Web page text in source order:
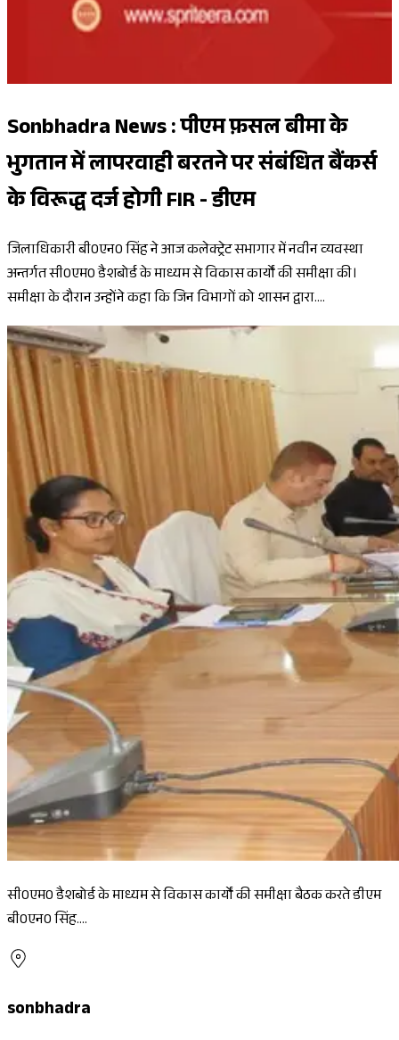
Sonbhadra News : पीएम फ़सल बीमा के
भुगतान में लापरवाही बरतने पर संबंधित बैंकर्स
के विरूद्ध दर्ज होगी FIR - डीएम
जिलाधिकारी बी0एन0 सिंह ने आज कलेक्ट्रेट सभागार में नवीन व्यवस्था
अन्तर्गत सी0एम0 डैशबोर्ड के माध्यम से विकास कार्यों की समीक्षा की।
समीक्षा के दौरान उन्होंने कहा कि जिन विभागों को शासन द्वारा....
सी0एम0 डैशबोर्ड के माध्यम से विकास कार्यों की समीक्षा बैठक करते डीएम
बी0एन0 सिंह....
sonbhadra